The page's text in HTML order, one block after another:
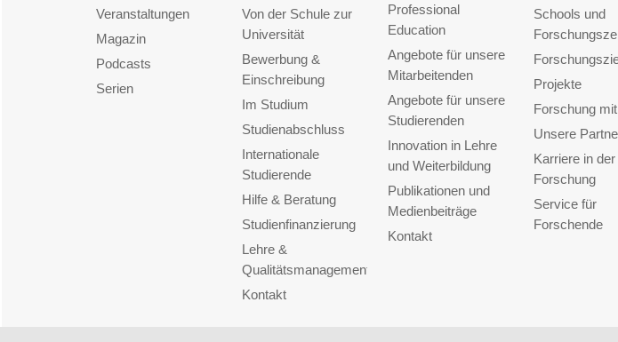
Veranstaltungen
Magazin
Podcasts
Serien
Von der Schule zur
Universität
Bewerbung &
Einschreibung
Im Studium
Studienabschluss
Internationale
Studierende
Hilfe & Beratung
Studienfinanzierung
Lehre &
Qualitätsmanagement
Kontakt
Professional
Education
Angebote für unsere
Mitarbeitenden
Angebote für unsere
Studierenden
Innovation in Lehre
und Weiterbildung
Publikationen und
Medienbeiträge
Kontakt
Schools und
Projekte
Forschung
Unsere
Karriere in der
Forschung
Service für
Forschende